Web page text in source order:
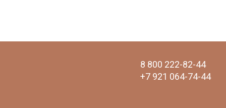
8 800 222-82-44
+7 921 064-74-44